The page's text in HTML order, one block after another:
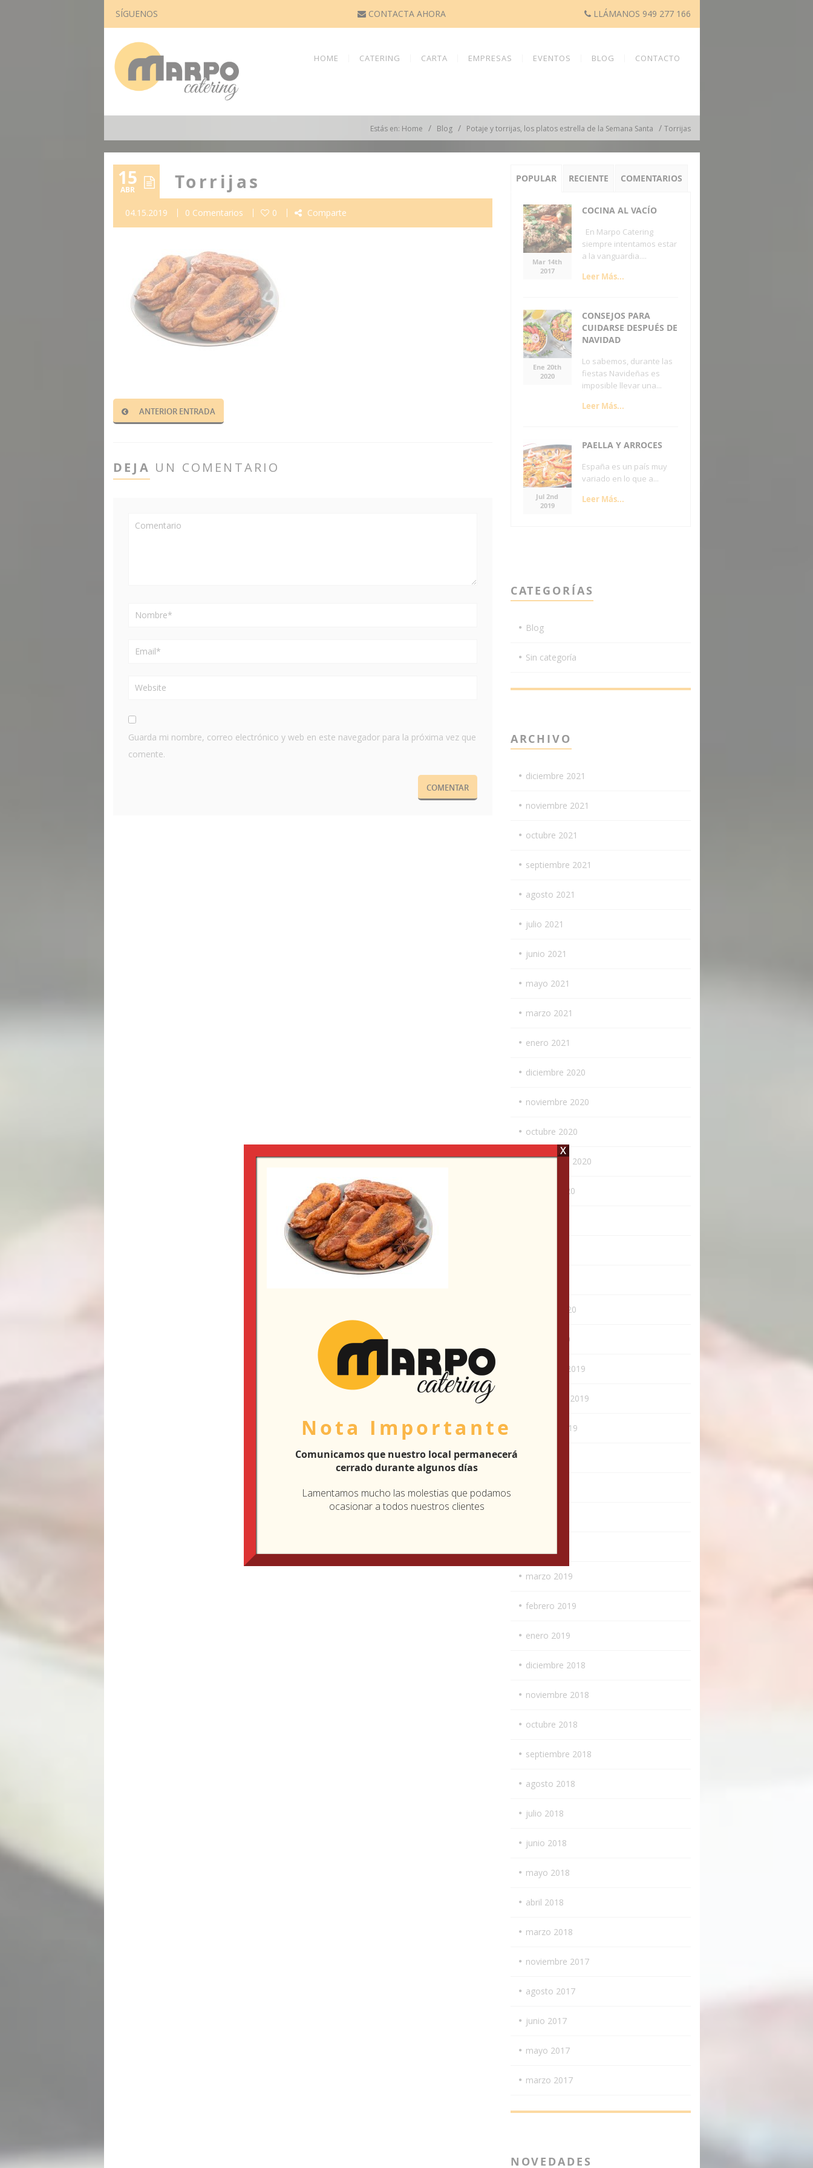
SÍGUENOS CONTACTA AHORA LLÁMANOS 949 277 166
HOME CATERING CARTA EMPRESAS EVENTOS BLOG CONTACTO
Estás en: Home / Blog / Potaje y torrijas, los platos estrella de la Semana Santa / Torrijas
15
ABR Torrijas
04.15.2019 0 Comentarios 0 Comparte
ANTERIOR ENTRADA
DEJA UN COMENTARIO
Guarda mi nombre, correo electrónico y web en este navegador para la próxima vez que
comente.
POPULAR RECIENTE COMENTARIOS
Mar 14th
2017
COCINA AL VACÍO
En Marpo Catering
siempre intentamos estar
a la vanguardia....
Leer Más...
Ene 20th
2020
CONSEJOS PARA
CUIDARSE DESPUÉS DE
NAVIDAD
Lo sabemos, durante las
fiestas Navideñas es
imposible llevar una...
Leer Más...
Jul 2nd
2019
PAELLA Y ARROCES
España es un país muy
variado en lo que a...
Leer Más...
CATEGORÍAS
Blog
Sin categoría
ARCHIVO
diciembre 2021
noviembre 2021
octubre 2021
septiembre 2021
agosto 2021
julio 2021
junio 2021
mayo 2021
marzo 2021
enero 2021
diciembre 2020
noviembre 2020
octubre 2020
septiembre 2020
agosto 2020
febrero 2020
enero 2020
diciembre 2019
noviembre 2019
octubre 2019
marzo 2019
febrero 2019
enero 2019
diciembre 2018
noviembre 2018
octubre 2018
septiembre 2018
agosto 2018
julio 2018
junio 2018
mayo 2018
abril 2018
marzo 2018
noviembre 2017
agosto 2017
junio 2017
mayo 2017
marzo 2017
NOVEDADES
Nota Importante
Comunicamos que nuestro local permanecerá
cerrado durante algunos días
Lamentamos mucho las molestias que podamos
ocasionar a todos nuestros clientes
X